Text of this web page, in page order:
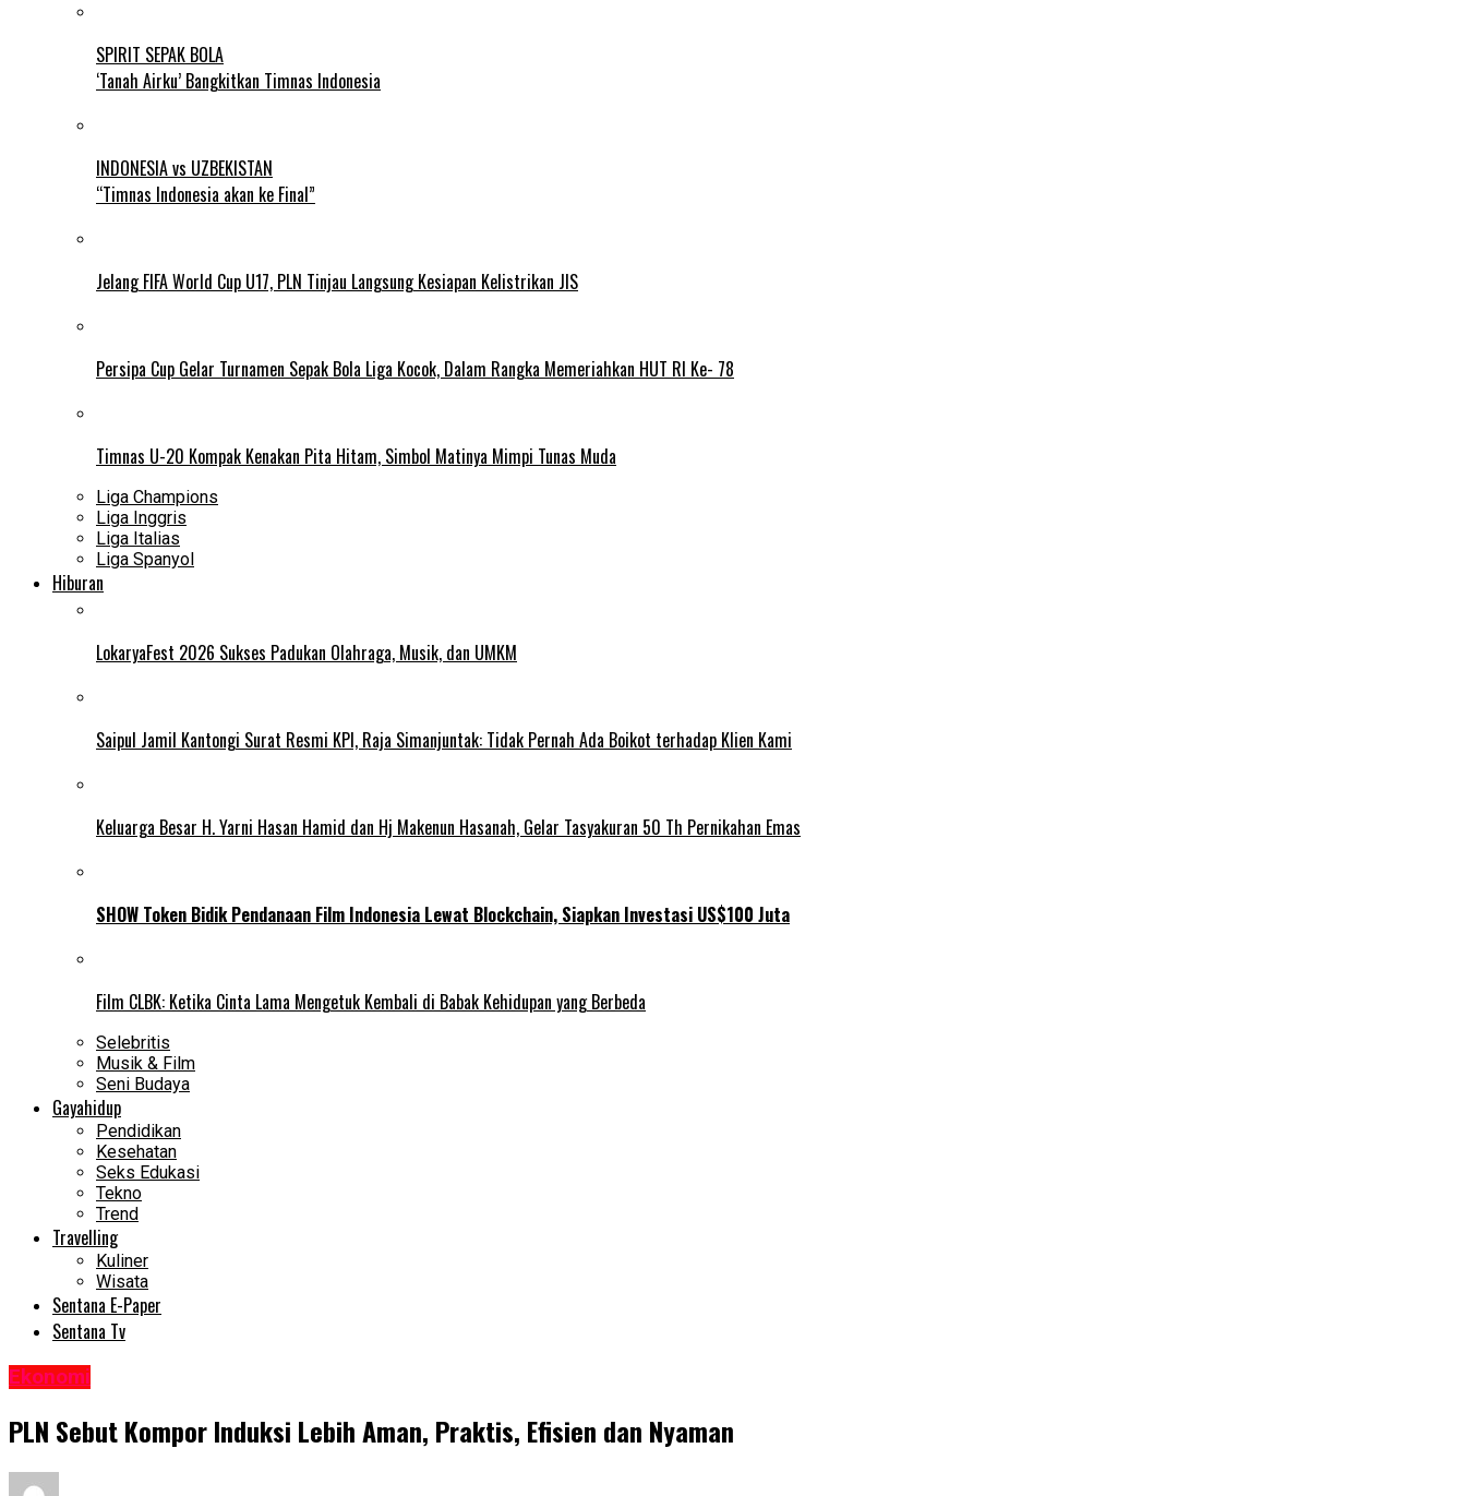
SPIRIT SEPAK BOLA
‘Tanah Airku’ Bangkitkan Timnas Indonesia
INDONESIA vs UZBEKISTAN
“Timnas Indonesia akan ke Final”
Jelang FIFA World Cup U17, PLN Tinjau Langsung Kesiapan Kelistrikan JIS
Persipa Cup Gelar Turnamen Sepak Bola Liga Kocok, Dalam Rangka Memeriahkan HUT RI Ke- 78
Timnas U-20 Kompak Kenakan Pita Hitam, Simbol Matinya Mimpi Tunas Muda
Liga Champions
Liga Inggris
Liga Italias
Liga Spanyol
Hiburan
LokaryaFest 2026 Sukses Padukan Olahraga, Musik, dan UMKM
Saipul Jamil Kantongi Surat Resmi KPI, Raja Simanjuntak: Tidak Pernah Ada Boikot terhadap Klien Kami
Keluarga Besar H. Yarni Hasan Hamid dan Hj Makenun Hasanah, Gelar Tasyakuran 50 Th Pernikahan Emas
SHOW Token Bidik Pendanaan Film Indonesia Lewat Blockchain, Siapkan Investasi US$100 Juta
Film CLBK: Ketika Cinta Lama Mengetuk Kembali di Babak Kehidupan yang Berbeda
Selebritis
Musik & Film
Seni Budaya
Gayahidup
Pendidikan
Kesehatan
Seks Edukasi
Tekno
Trend
Travelling
Kuliner
Wisata
Sentana E-Paper
Sentana Tv
Ekonomi
PLN Sebut Kompor Induksi Lebih Aman, Praktis, Efisien dan Nyaman